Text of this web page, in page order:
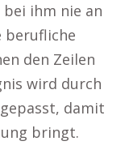
ihm nie an
berufliche
den Zeilen
wird durch
damit
bringt.